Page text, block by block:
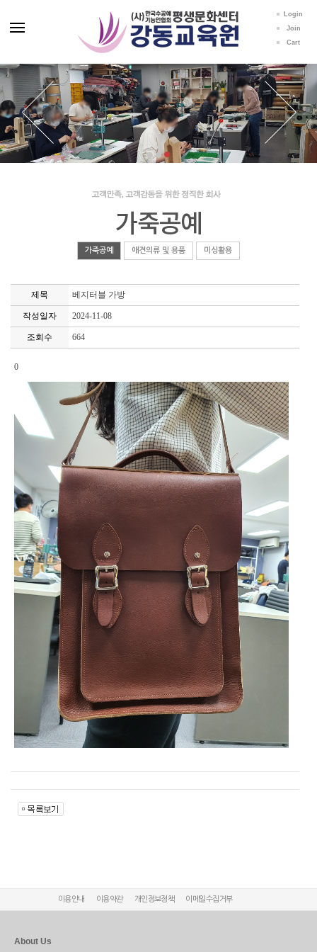
Login
Join
Cart
가죽공예
가죽공예 애견의류 및 용품 미싱활용
제목 베지터블 가방
작성일자 2024-11-08
조회수 664
0
이용안내 이용약관 개인정보정책 이메일수집거부
About Us